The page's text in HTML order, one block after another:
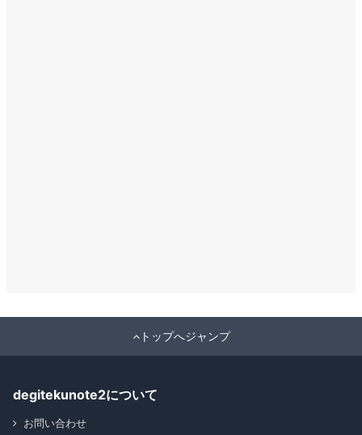
トップへジャンプ
degitekunote2について
お問い合わせ